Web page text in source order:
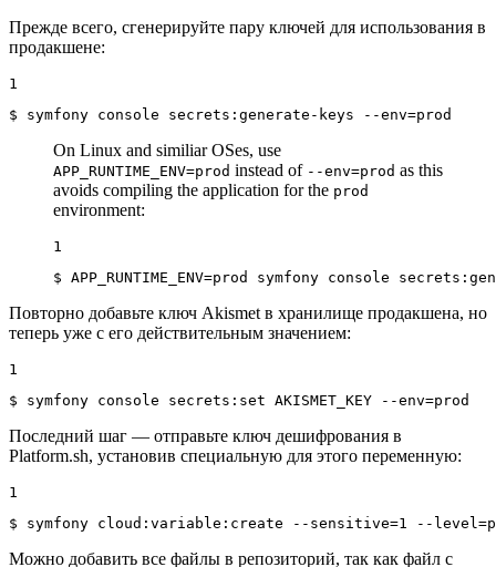
Прежде всего, сгенерируйте пару ключей для использования в
продакшене:
1
$ symfony console secrets:generate-keys --env=prod
On Linux and similiar OSes, use
APP_RUNTIME_ENV=prod instead of --env=prod as this
avoids compiling the application for the prod
environment:
1
$ APP_RUNTIME_ENV=prod symfony console
Повторно добавьте ключ Akismet в хранилище продакшена, но
теперь уже с его действительным значением:
1
$ symfony console secrets: set AKISMET_KEY --env=prod
Последний шаг — отправьте ключ дешифрования в
Platform.sh, установив специальную для этого переменную:
1
$ symfony cloud:variable:create --sensitive=1 --
Можно добавить все файлы в репозиторий, так как файл с